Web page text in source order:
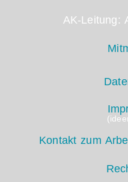
AK-Leitung:
Kontakt zum